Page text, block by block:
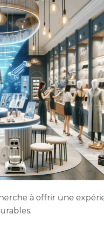
à offrir une